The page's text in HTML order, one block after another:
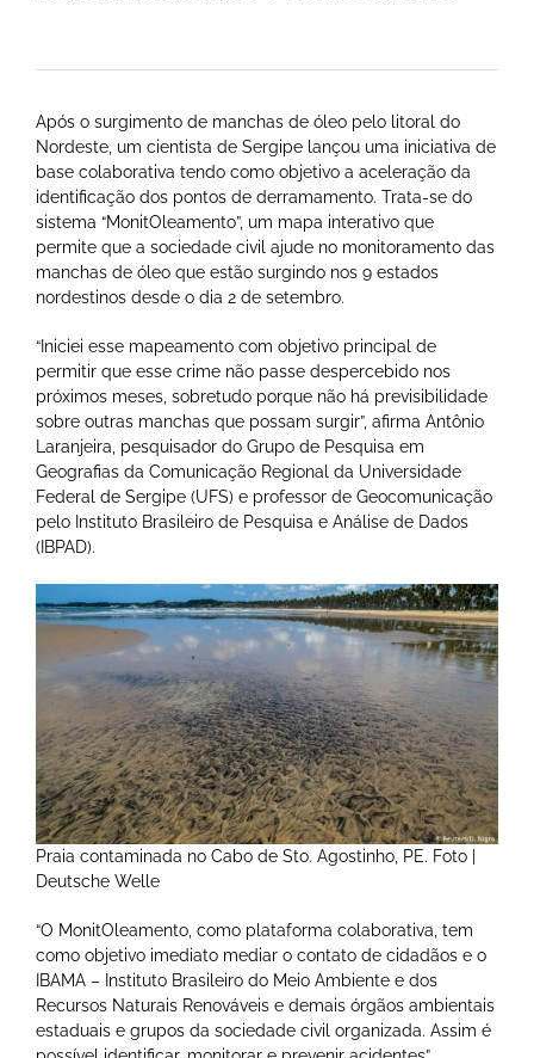
Após o surgimento de manchas de óleo pelo litoral do
Nordeste, um cientista de Sergipe lançou uma iniciativa de
base colaborativa tendo como objetivo a aceleração da
identificação dos pontos de derramamento. Trata-se do
sistema “MonitOleamento”, um mapa interativo que
permite que a sociedade civil ajude no monitoramento das
manchas de óleo que estão surgindo nos 9 estados
nordestinos desde o dia 2 de setembro.
“Iniciei esse mapeamento com objetivo principal de
permitir que esse crime não passe despercebido nos
próximos meses, sobretudo porque não há previsibilidade
sobre outras manchas que possam surgir”, afirma Antônio
Laranjeira, pesquisador do Grupo de Pesquisa em
Geografias da Comunicação Regional da Universidade
Federal de Sergipe (UFS) e professor de Geocomunicação
pelo Instituto Brasileiro de Pesquisa e Análise de Dados
(IBPAD).
Praia contaminada no Cabo de Sto. Agostinho, PE. Foto |
Deutsche Welle
“O MonitOleamento, como plataforma colaborativa, tem
como objetivo imediato mediar o contato de cidadãos e o
IBAMA – Instituto Brasileiro do Meio Ambiente e dos
Recursos Naturais Renováveis e demais órgãos ambientais
estaduais e grupos da sociedade civil organizada. Assim é